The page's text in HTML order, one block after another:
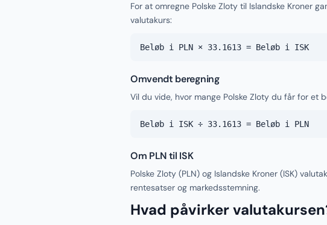
For at omregne Polske Zloty til Islandske Kroner
valutakurs:
Beløb i PLN × 33.1613 = Beløb i ISK
Omvendt beregning
Vil du vide, hvor mange Polske Zloty du får for et
Beløb i ISK ÷ 33.1613 = Beløb i PLN
Om PLN til ISK
Polske Zloty (PLN) og Islandske Kroner (ISK)
rentesatser og markedsstemning.
Hvad påvirker